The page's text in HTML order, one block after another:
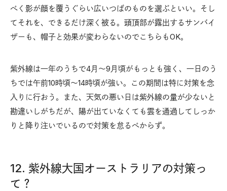
べく影が顔を覆うぐらい広いつばのものを選ぶといい。そし
てそれを、できるだけ深く被る。頭頂部が露出するサンバイ
ザーも、帽子と効果が変わらないのでこちらもOK。
紫外線は一年のうちで4月〜9月頃がもっとも強く、一日のう
ちでは午前10時頃〜14時頃が強い。この期間は特に対策を念
入りに行おう。また、天気の悪い日は紫外線の量が少ないと
勘違いしがちだが、陽が出ていなくても雲を通過してしっか
りと降り注いでいるので対策を怠るべからず。
12. 紫外線大国オーストラリアの対策っ
て？